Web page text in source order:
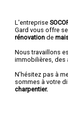
L'entreprise
Gard vous offre
rénovation de
Nous travaillons
immobilières, des
N'hésitez pas à
sommes à votre
charpentier.